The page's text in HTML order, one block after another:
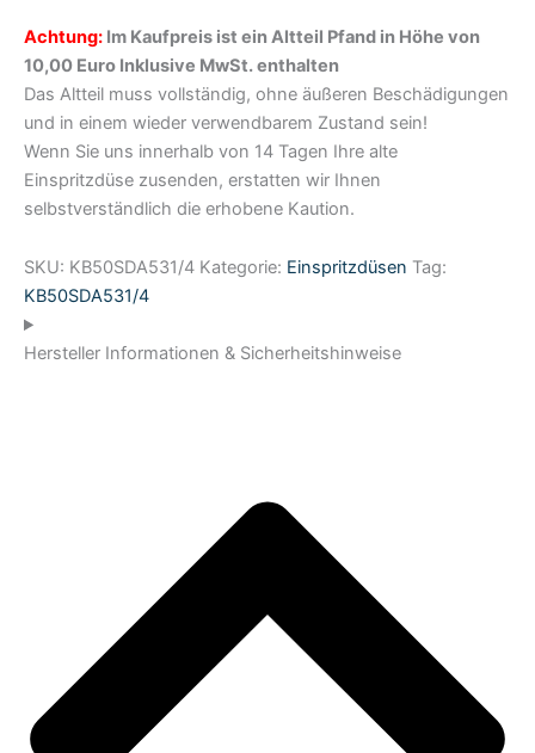
Achtung: Im Kaufpreis ist ein Altteil Pfand in Höhe von
10,00 Euro Inklusive MwSt. enthalten
Das Altteil muss vollständig, ohne äußeren Beschädigungen
und in einem wieder verwendbarem Zustand sein!
Wenn Sie uns innerhalb von 14 Tagen Ihre alte
Einspritzdüse zusenden, erstatten wir Ihnen
selbstverständlich die erhobene Kaution.
SKU: KB50SDA531/4 Kategorie: Einspritzdüsen Tag:
KB50SDA531/4
Hersteller Informationen & Sicherheitshinweise